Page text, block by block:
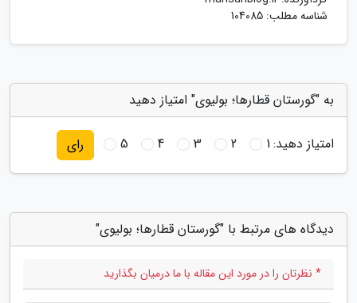
شناسه مطلب: 104085
به "گورستان قطارها؛ بولیوی" امتیاز دهید
امتیاز دهید:1
2
3
4
5 رای
دیدگاه های مرتبط با "گورستان قطارها؛ بولیوی"
* نظرتان را در مورد این مقاله با ما درمیان بگذارید